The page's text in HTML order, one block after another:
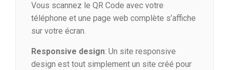
Vous scannez le QR Code avec votre
téléphone et une page web complète s’affiche
sur votre écran.
Responsive design: Un site responsive
design est tout simplement un site créé pour